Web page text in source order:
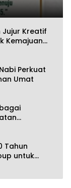
Jujur Kreatif
Kemajuan
Perkuat
Umat
Koheri:
Tahun
untuk
Lamteng